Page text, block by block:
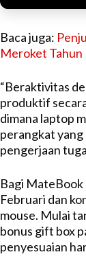
Baca juga:
Meroket Tahun
“Beraktivitas
produktif
dimana laptop
perangkat
pengerjaan
Bagi MateBook
Februari dan
mouse. Mulai
bonus gift box
penyesuaian